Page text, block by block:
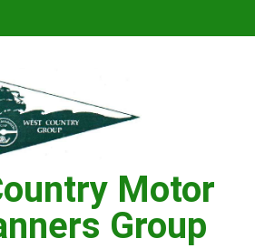
Motor
Group